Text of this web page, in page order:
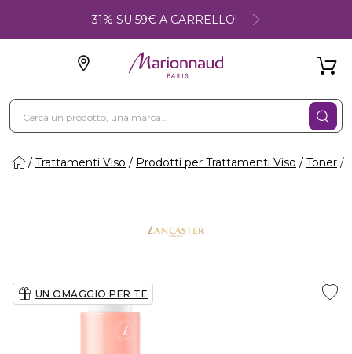
-31% SU 59€ A CARRELLO!
Trattamenti Viso Prodotti per Trattamenti Viso Toner
UN OMAGGIO PER TE